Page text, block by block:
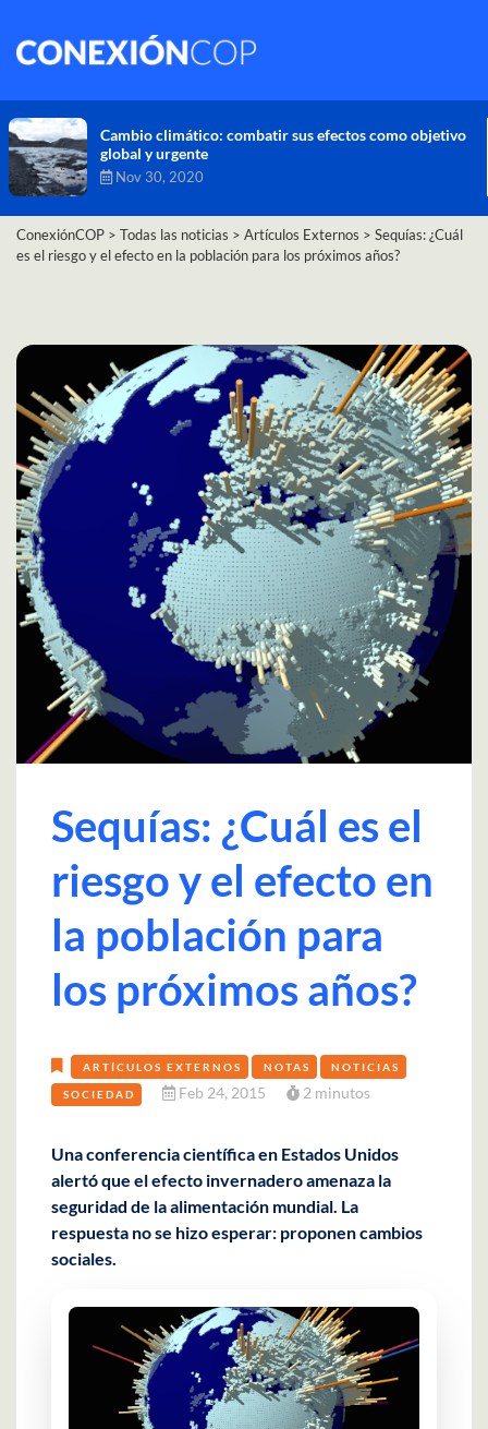
Cambio climático: combatir sus efectos como objetivo
global y urgente
Nov 30, 2020
ConexiónCOP > Todas las noticias > Artículos Externos > Sequías: ¿Cuál
es el riesgo y el efecto en la población para los próximos años?
Sequías: ¿Cuál es el
riesgo y el efecto en
la población para
los próximos años?
ARTÍCULOS EXTERNOS NOTAS NOTICIAS
SOCIEDAD Feb 24, 2015 2 minutos
Una conferencia científica en Estados Unidos
alertó que el efecto invernadero amenaza la
seguridad de la alimentación mundial. La
respuesta no se hizo esperar: proponen cambios
sociales.